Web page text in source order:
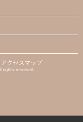
アクセスマップ
rights reserved.